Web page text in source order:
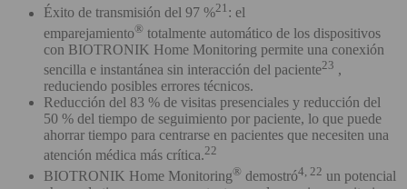
Éxito de transmisión del 97 %21 : el
emparejamiento® totalmente automático de los dispositivos
con BIOTRONIK Home Monitoring permite una conexión
sencilla e instantánea sin interacción del paciente23 ,
reduciendo posibles errores técnicos.
Reducción del 83 % de visitas presenciales y reducción del
50 % del tiempo de seguimiento por paciente, lo que puede
ahorrar tiempo para centrarse en pacientes que necesiten una
atención médica más crítica.22
BIOTRONIK Home Monitoring® demostró4, 22 un potencial